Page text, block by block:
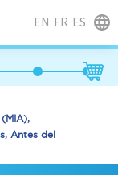
EN FR ES
Antes del